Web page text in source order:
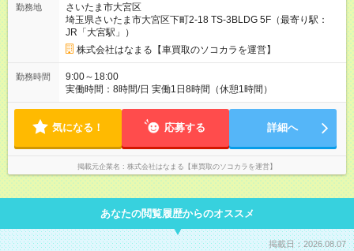
富なインセンティブ制度あり／ ＼1年目から月収50万円以上も
叶う／ ※月給には一律ライフプラン手当を含みます。 ※全国転
勤での働き方を希望される方は、月給にプラス1万円の手当を支
給します。 ◆モデル年収 594万円／入社2年（副主任） 668万円
／入社2～4年（主任） 700万円／入社4～6年（係長） 760万円
／入社7～8年（支店長代理） 1200万円／入社8～10年（支店
長） ＜71名の社員にアンケート！はなまるのオススメベスト3
ク 【3位】福利厚生 【試用期間】試用期間あり 試用期間の長
さ：3ヶ月 雇用形態、給与は本採用時と同じです。 【試用期
間】試用期間あり 試用期間の長さ：3ヶ月 雇用形態、給与は本
採用時と同じです。
勤務地
さいたま市大宮区
埼玉県さいたま市大宮区下町2-18 TS-3BLDG 5F（最寄り駅：
JR「大宮駅」）
株式会社はなまる【車買取のソコカラを運営】
勤務時間
9:00～18:00
実働時間：8時間/日 実働1日8時間（休憩1時間）
気になる！ 応募する 詳細へ
掲載元企業名 株式会社はなまる【車買取のソコカラを運営】
あなたの閲覧履歴からのオススメ
掲載日：2026.08.07